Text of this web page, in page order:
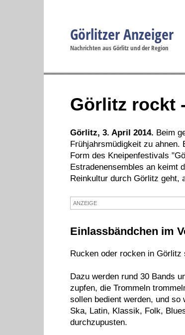
Görlitzer Anzeiger
Nachrichten aus Görlitz und der Region
Görlitz rockt
Görlitz, 3. April 2014. Beim
Frühjahrsmüdigkeit zu
Form des Kneipenfestivals
Estradenensembles an keimt
Reinkultur durch Görlitz geht,
ANZEIGE
Einlassbändchen im
Rucken oder rocken in
Dazu werden rund 30 Bands
zupfen, die Trommeln
sollen bedient werden, und so
Ska, Latin, Klassik, Folk,
durchzupusten.